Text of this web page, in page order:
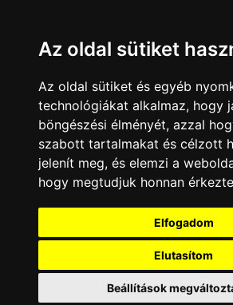
Az oldal sütiket
Az oldal sütiket és egyéb
technológiákat alkalmaz, hogy
böngészési élményét, azzal
szabott tartalmakat és célzott
jelenít meg, és elemzi a
hogy megtudjuk honnan
Elfogadom
Elutasítom
Beállítások